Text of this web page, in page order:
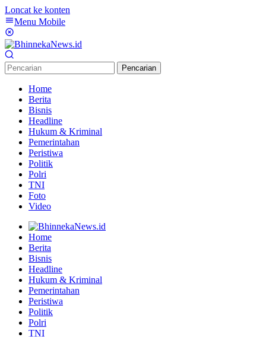
Loncat ke konten
Menu Mobile
Pencarian
Home
Berita
Bisnis
Headline
Hukum & Kriminal
Pemerintahan
Peristiwa
Politik
Polri
TNI
Foto
Video
Home
Berita
Bisnis
Headline
Hukum & Kriminal
Pemerintahan
Peristiwa
Politik
Polri
TNI